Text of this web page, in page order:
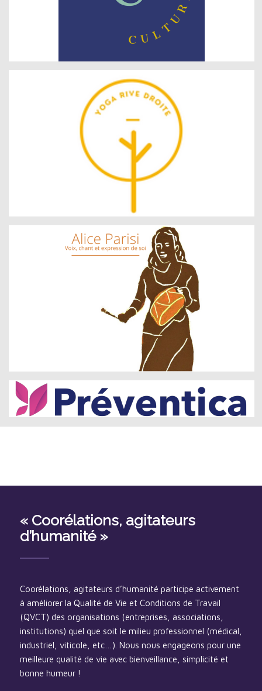
« Coorélations, agitateurs
d’humanité »
Coorélations, agitateurs d’humanité participe activement
à améliorer la Qualité de Vie et Conditions de Travail
(QVCT) des organisations (entreprises, associations,
institutions) quel que soit le milieu professionnel (médical,
industriel, viticole, etc…). Nous nous engageons pour une
meilleure qualité de vie avec bienveillance, simplicité et
bonne humeur !